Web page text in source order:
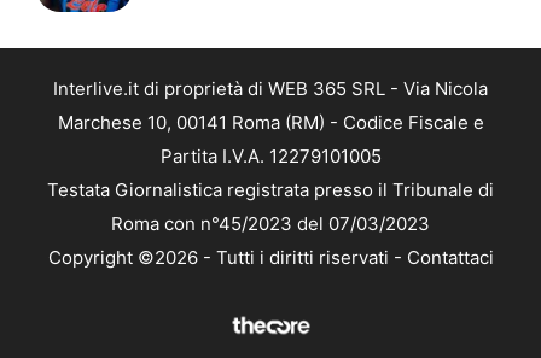
Interlive.it di proprietà di WEB 365 SRL - Via Nicola
Marchese 10, 00141 Roma (RM) - Codice Fiscale e
Partita I.V.A. 12279101005
Testata Giornalistica registrata presso il Tribunale di
Roma con n°45/2023 del 07/03/2023
Copyright ©2026 - Tutti i diritti riservati - Contattaci